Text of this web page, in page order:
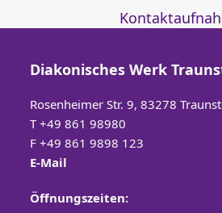
Diakonisches Werk
Rosenheimer Str. 9, 83278
T+49 861 98980
F +49 861 9898 123
E-Mail
Öffnungszeiten: